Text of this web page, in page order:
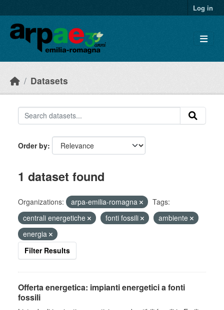
Log in
Datasets
Order by
1 dataset found
Organizations: arpa-emilia-romagna
Tags:
centrali energetiche
fonti fossili
ambiente
energia
Filter Results
Offerta energetica: impianti energetici a fonti
fossili